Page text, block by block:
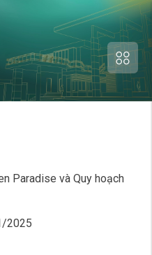
Paradise và Quy hoạch
2025